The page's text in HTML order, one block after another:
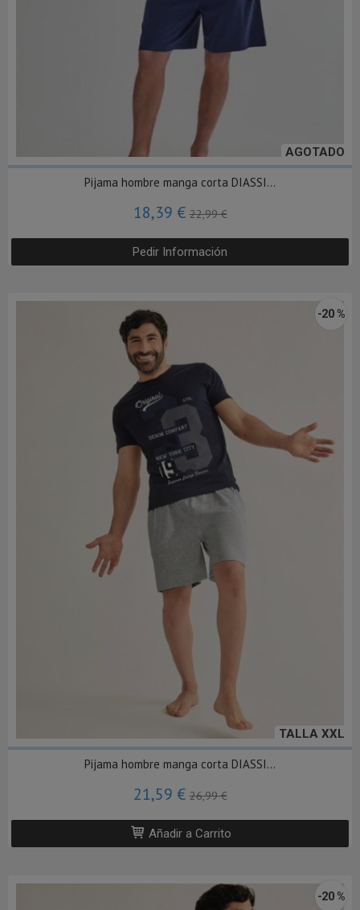
AGOTADO
Pijama hombre manga corta DIASSI...
18,39 €22,99 €
Pedir Información
TALLA XXL
-20 %
Pijama hombre manga corta DIASSI...
21,59 €26,99 €
Añadir a Carrito
-20 %